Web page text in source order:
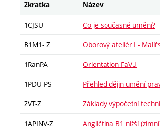
Zkratka Název
1CJSU Co je současné umění?
B1M1- Z Oborový ateliér I -
1RanPA Orientation FaVU
1PDU-PS Přehled dějin umění
ZVT-Z Základy výpočetní
1APINV-Z Angličtina B1 nižší